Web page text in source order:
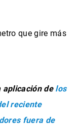
que gire más
aplicación de los
reciente
fuera de